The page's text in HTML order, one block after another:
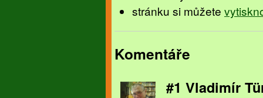
stránku si můžete
Komentáře
#1 Vladimír